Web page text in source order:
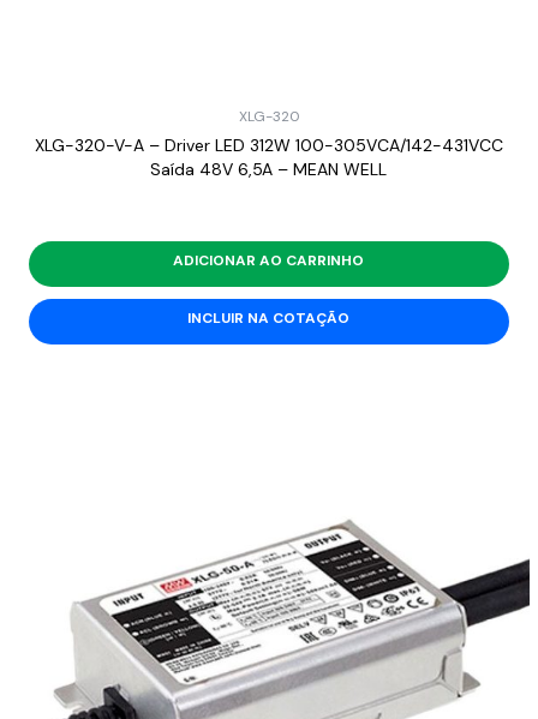
XLG-320
XLG-320-V-A – Driver LED 312W 100-305VCA/142-431VCC
Saída 48V 6,5A – MEAN WELL
ADICIONAR AO CARRINHO
INCLUIR NA COTAÇÃO